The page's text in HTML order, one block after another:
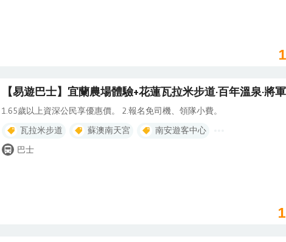
【易遊巴士】宜蘭農場體驗+花蓮瓦拉米步道·百年溫泉·將
1.65歲以上資深公民享優惠價。 2.報名免司機、領隊小費。
瓦拉米步道
蘇澳南天宮
南安遊客中心
巴士